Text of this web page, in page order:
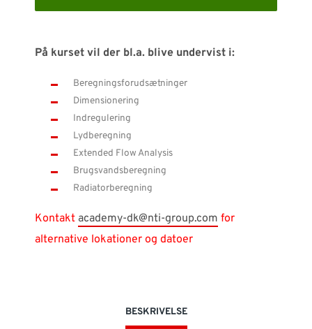
NTI Group
Ireland Ísland Italia
Sverige UK
På kurset vil der bl.a. blive undervist i:
Beregningsforudsætninger
Dimensionering
Indregulering
Lydberegning
Extended Flow Analysis
Brugsvandsberegning
Radiatorberegning
Kontakt academy-dk@nti-group.com for
alternative lokationer og datoer
BESKRIVELSE